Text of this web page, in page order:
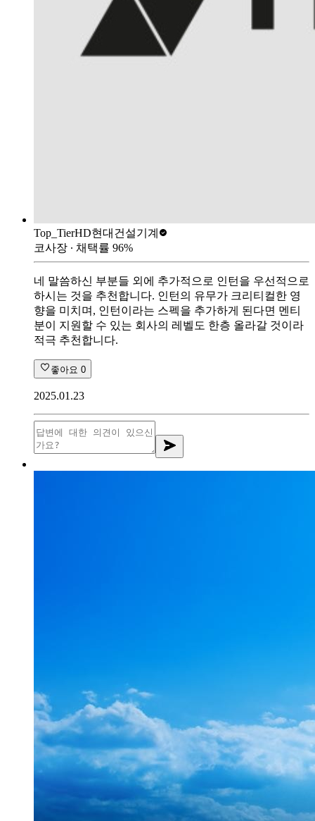
Top_TierHD현대건설기계
코사장 ∙ 채택률 96%
네 말씀하신 부분들 외에 추가적으로 인턴을 우선적으로
하시는 것을 추천합니다. 인턴의 유무가 크리티컬한 영
향을 미치며, 인턴이라는 스펙을 추가하게 된다면 멘티
분이 지원할 수 있는 회사의 레벨도 한층 올라갈 것이라
적극 추천합니다.
좋아요 0
2025.01.23